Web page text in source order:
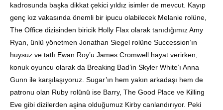
kadrosunda başka dikkat çekici yıldız isimler de mevcut. Kayıp
genç kız vakasında önemli bir ipucu olabilecek Melanie rolüne,
The Office dizisinden biricik Holly Flax olarak tanıdığımız Amy
Ryan, ünlü yönetmen Jonathan Siegel rolüne Succession’ın
huysuz ve tatlı Ewan Roy’u James Cromwell hayat verirken,
konuk oyuncu olarak da Breaking Bad’in Skyler White’ı Anna
Gunn ile karşılaşıyoruz. Sugar’ın hem yakın arkadaşı hem de
patronu olan Ruby rolünü ise Barry, The Good Place ve Killing
Eve gibi dizilerden aşina olduğumuz Kirby canlandırıyor. Peki